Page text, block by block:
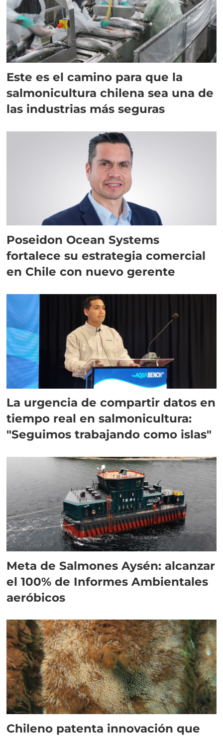
Este es el camino para que la
salmonicultura chilena sea una de
las industrias más seguras
Poseidon Ocean Systems
fortalece su estrategia comercial
en Chile con nuevo gerente
La urgencia de compartir datos en
tiempo real en salmonicultura:
"Seguimos trabajando como islas"
Meta de Salmones Aysén: alcanzar
el 100% de Informes Ambientales
aeróbicos
Chileno patenta innovación que